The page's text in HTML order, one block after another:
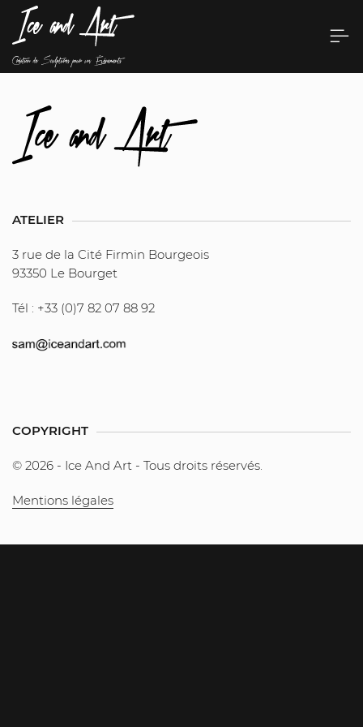
ATELIER
3 rue de la Cité Firmin Bourgeois
93350 Le Bourget
Tél : +33 (0)7 82 07 88 92
COPYRIGHT
© 2026 - Ice And Art - Tous droits réservés.
Mentions légales